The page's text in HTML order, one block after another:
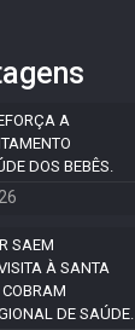
A
DOS BEBÊS.
SAEM
À SANTA
DE SAÚDE.